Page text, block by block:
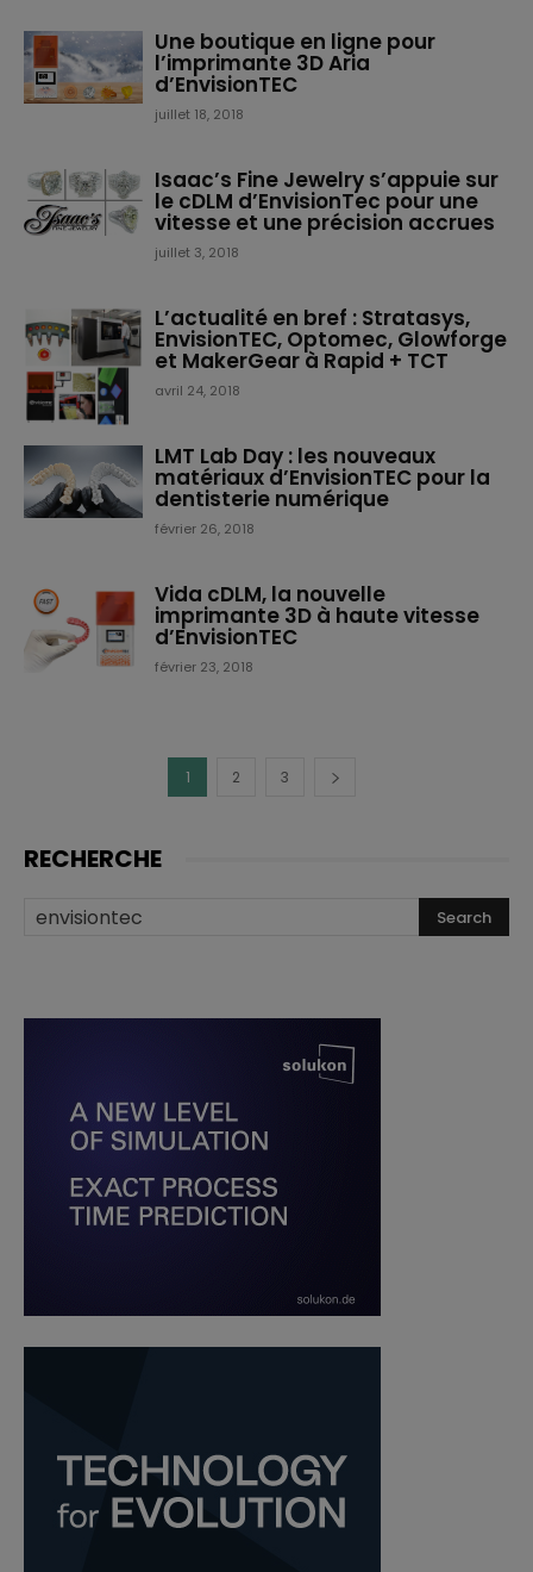
Une boutique en ligne pour
l’imprimante 3D Aria
d’EnvisionTEC
juillet 18, 2018
Isaac’s Fine Jewelry s’appuie sur
le cDLM d’EnvisionTec pour une
vitesse et une précision accrues
juillet 3, 2018
L’actualité en bref : Stratasys,
EnvisionTEC, Optomec, Glowforge
et MakerGear à Rapid + TCT
avril 24, 2018
LMT Lab Day : les nouveaux
matériaux d’EnvisionTEC pour la
dentisterie numérique
février 26, 2018
Vida cDLM, la nouvelle
imprimante 3D à haute vitesse
d’EnvisionTEC
février 23, 2018
1 2 3
RECHERCHE